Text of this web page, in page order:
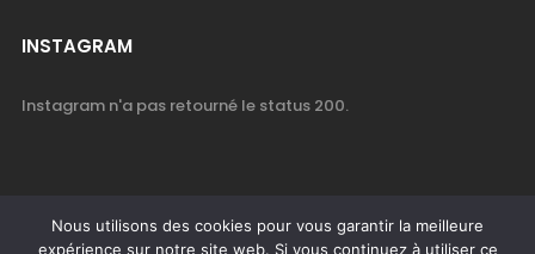
INSTAGRAM
Instagram n'a pas retourné le status 200.
Nous utilisons des cookies pour vous garantir la meilleure
expérience sur notre site web. Si vous continuez à utiliser ce